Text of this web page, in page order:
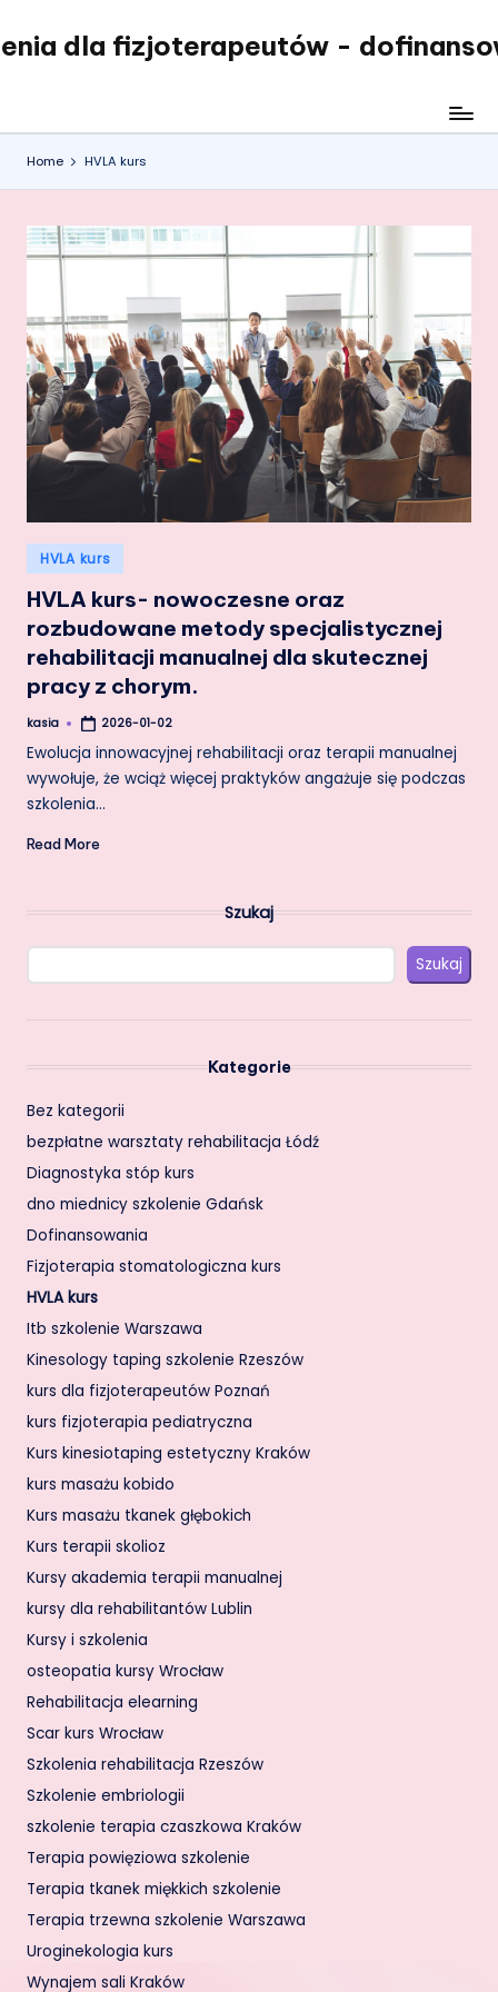
Skip
dla fizjoterapeutów -
Home HVLA kurs
Posted
in
HVLA kurs
HVLA kurs- nowoczesne oraz
rozbudowane metody specjalistycznej
rehabilitacji manualnej dla skutecznej
pracy z chorym.
Posted
kasia 2026-01-02
Ewolucja innowacyjnej rehabilitacji oraz terapii manualnej
wywołuje, że wciąż więcej praktyków angażuje się podczas
szkolenia…
Read More
Szukaj
Szukaj
Kategorie
Bez kategorii
bezpłatne warsztaty rehabilitacja Łódź
Diagnostyka stóp kurs
dno miednicy szkolenie Gdańsk
Dofinansowania
Fizjoterapia stomatologiczna kurs
HVLA kurs
Itb szkolenie Warszawa
Kinesology taping szkolenie Rzeszów
kurs dla fizjoterapeutów Poznań
kurs fizjoterapia pediatryczna
Kurs kinesiotaping estetyczny Kraków
kurs masażu kobido
Kurs masażu tkanek głębokich
Kurs terapii skolioz
Kursy akademia terapii manualnej
kursy dla rehabilitantów Lublin
Kursy i szkolenia
osteopatia kursy Wrocław
Rehabilitacja elearning
Scar kurs Wrocław
Szkolenia rehabilitacja Rzeszów
Szkolenie embriologii
szkolenie terapia czaszkowa Kraków
Terapia powięziowa szkolenie
Terapia tkanek miękkich szkolenie
Terapia trzewna szkolenie Warszawa
Uroginekologia kurs
Wynajem sali Kraków